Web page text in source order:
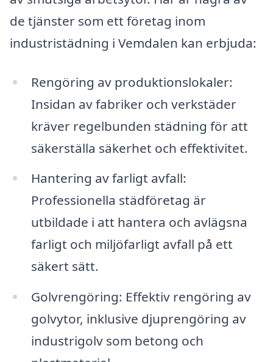
de tjänster som ett företag inom
industristädning i Vemdalen kan erbjuda:
Rengöring av produktionslokaler:
Insidan av fabriker och verkstäder
kräver regelbunden städning för att
säkerställa säkerhet och effektivitet.
Hantering av farligt avfall:
Professionella städföretag är
utbildade i att hantera och avlägsna
farligt och miljöfarligt avfall på ett
säkert sätt.
Golvrengöring: Effektiv rengöring av
golvytor, inklusive djuprengöring av
industrigolv som betong och